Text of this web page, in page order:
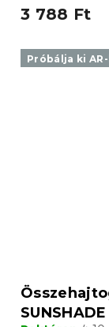
3 788 Ft
Próbálja ki